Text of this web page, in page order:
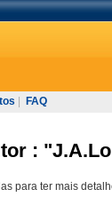
FAQ
:
para ter mais